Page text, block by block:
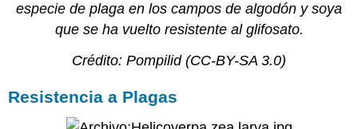
especie de plaga en los campos de algodón y soya
que se ha vuelto resistente al glifosato.
Crédito: Pompilid (CC-BY-SA 3.0)
Resistencia a Plagas